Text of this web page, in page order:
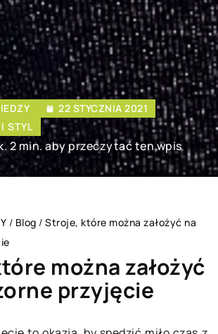
22 STYCZNIA 2021
STYL
2 min. aby przeczytać ten wpis
/ Blog / Stroje, które można założyć na
można założyć
przyjęcie